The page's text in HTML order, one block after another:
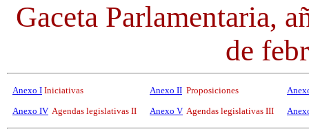
Gaceta Parlamentaria,
de
Anexo I Iniciativas Anexo II Proposiciones
Anexo IV Agendas legislativas II Anexo V Agendas legislativas III